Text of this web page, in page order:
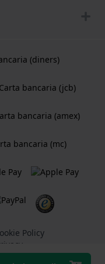
Policy